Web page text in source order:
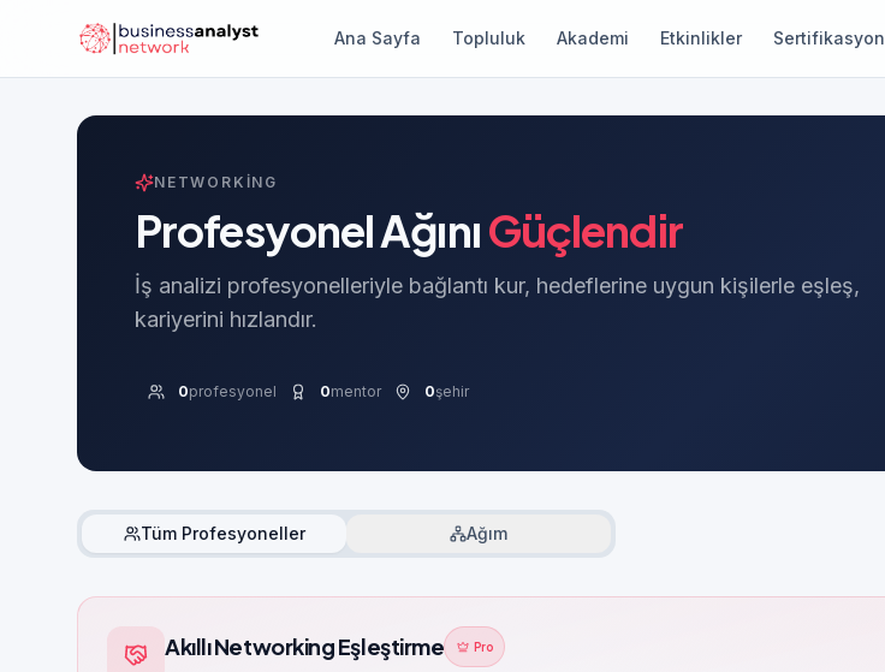
Ana Sayfa Topluluk Akademi Etkinlikler Sertifikasyon
NETWORKING
Profesyonel AğınıGüçlendir
İş analizi profesyonelleriyle bağlantı kur, hedeflerine uygun kişilerle eşleş,
kariyerini hızlandır.
0profesyonel 0mentor 0şehir
Tüm Profesyoneller Ağım
Akıllı Networking Eşleştirme Pro